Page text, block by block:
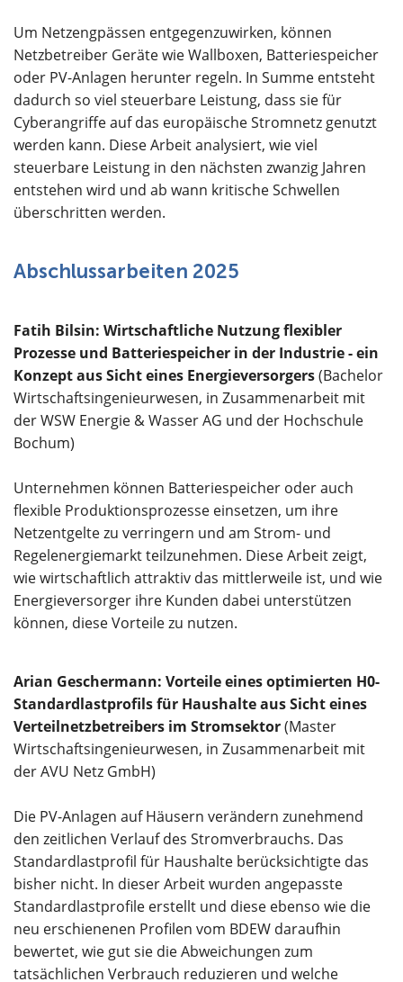
Um Netzengpässen entgegenzuwirken, können
Netzbetreiber Geräte wie Wallboxen, Batteriespeicher
oder PV-Anlagen herunter regeln. In Summe entsteht
dadurch so viel steuerbare Leistung, dass sie für
Cyberangriffe auf das europäische Stromnetz genutzt
werden kann. Diese Arbeit analysiert, wie viel
steuerbare Leistung in den nächsten zwanzig Jahren
entstehen wird und ab wann kritische Schwellen
überschritten werden.
Abschlussarbeiten 2025
Fatih Bilsin: Wirtschaftliche Nutzung flexibler
Prozesse und Batteriespeicher in der Industrie - ein
Konzept aus Sicht eines Energieversorgers(Bachelor
Wirtschaftsingenieurwesen, in Zusammenarbeit mit
der WSW Energie & Wasser AG und der Hochschule
Bochum)
Unternehmen können Batteriespeicher oder auch
flexible Produktionsprozesse einsetzen, um ihre
Netzentgelte zu verringern und am Strom- und
Regelenergiemarkt teilzunehmen. Diese Arbeit zeigt,
wie wirtschaftlich attraktiv das mittlerweile ist, und wie
Energieversorger ihre Kunden dabei unterstützen
können, diese Vorteile zu nutzen.
Arian Geschermann: Vorteile eines optimierten H0-
Standardlastprofils für Haushalte aus Sicht eines
Verteilnetzbetreibers im Stromsektor(Master
Wirtschaftsingenieurwesen, in Zusammenarbeit mit
der AVU Netz GmbH)
Die PV-Anlagen auf Häusern verändern zunehmend
den zeitlichen Verlauf des Stromverbrauchs. Das
Standardlastprofil für Haushalte berücksichtigte das
bisher nicht. In dieser Arbeit wurden angepasste
Standardlastprofile erstellt und diese ebenso wie die
neu erschienenen Profilen vom BDEW daraufhin
bewertet, wie gut sie die Abweichungen zum
tatsächlichen Verbrauch reduzieren und welche